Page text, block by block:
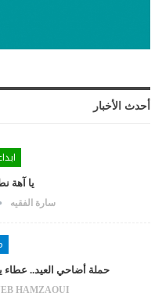
أحدث الأخبار
يا آهة
سارة الفقيه
حملة أضاحي العيد.. عطاء